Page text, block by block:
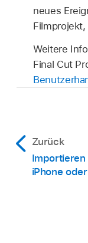
neues
Weitere
Final Cut
Zurück
iPhone